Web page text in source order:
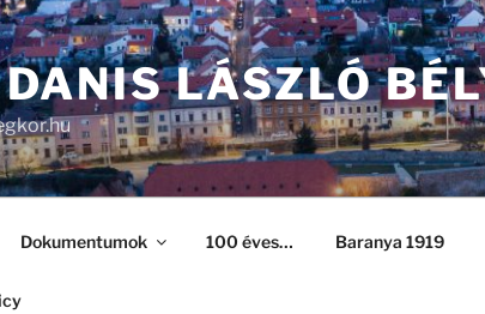
LÁSZLÓ
Dokumentumok 100 éves… Baranya 1919